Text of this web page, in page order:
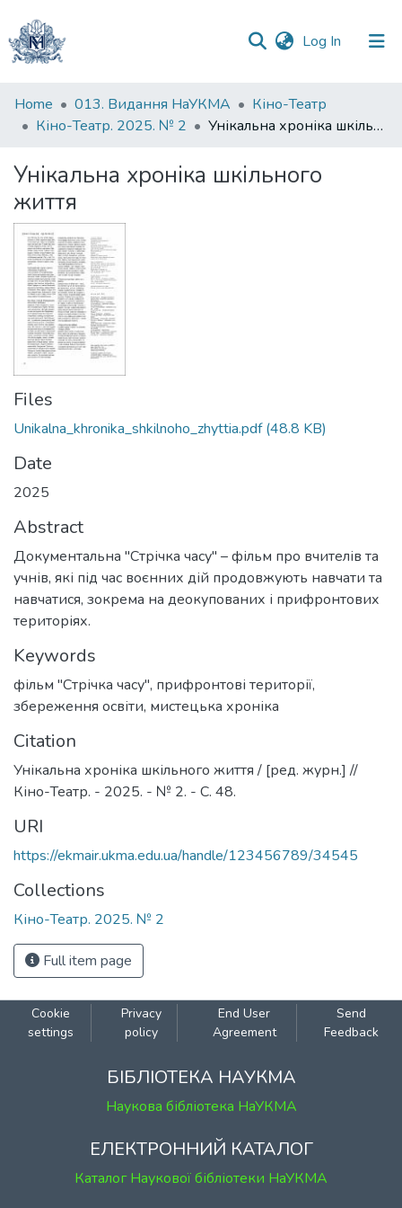
Log In (current)
Communities
&
All of DSpace
Statistics
Home 013. Видання НаУКМА
Кіно-Театр
Кіно-Театр. 2025. № 2
Унікальна хроніка шкільного життя
Унікальна хроніка шкільного
життя
Files
Unikalna_khronika_shkilnoho_zhyttia.pdf(48.8 KB)
Date
2025
Abstract
Документальна "Стрічка часу" – фільм про вчителів та
учнів, які під час воєнних дій продовжують навчати та
навчатися, зокрема на деокупованих і прифронтових
територіях.
Keywords
фільм "Стрічка часу", прифронтові території,
збереження освіти, мистецька хроніка
Citation
Унікальна хроніка шкільного життя / [ред. журн.] //
Кіно-Театр. - 2025. - № 2. - C. 48.
URI
https://ekmair.ukma.edu.ua/handle/123456789/34545
Collections
Кіно-Театр. 2025. № 2
Full item page
Cookie
settings
Privacy
policy
End User
Agreement
Send
Feedback
БІБЛІОТЕКА НАУКМА
Наукова бібліотека НаУКМА
ЕЛЕКТРОННИЙ КАТАЛОГ
Каталог Наукової бібліотеки НаУКМА